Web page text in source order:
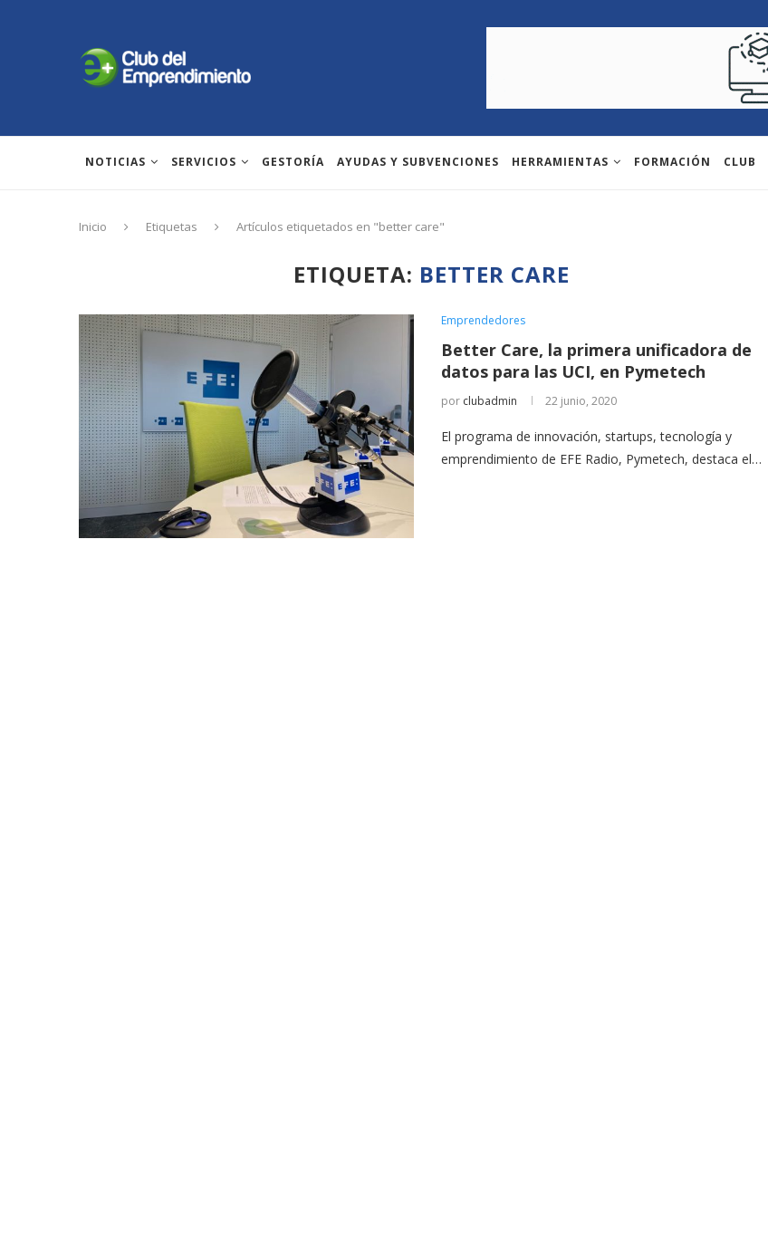
NOTICIAS SERVICIOS GESTORÍA AYUDAS Y SUBVENCIONES HERRAMIENTAS FORMACIÓN CLUB
Inicio Etiquetas Artículos etiquetados en "better care"
ETIQUETA: BETTER CARE
Emprendedores
Better Care, la primera unificadora de
datos para las UCI, en Pymetech
por clubadmin 22 junio, 2020
El programa de innovación, startups, tecnología y
emprendimiento de EFE Radio, Pymetech, destaca el…